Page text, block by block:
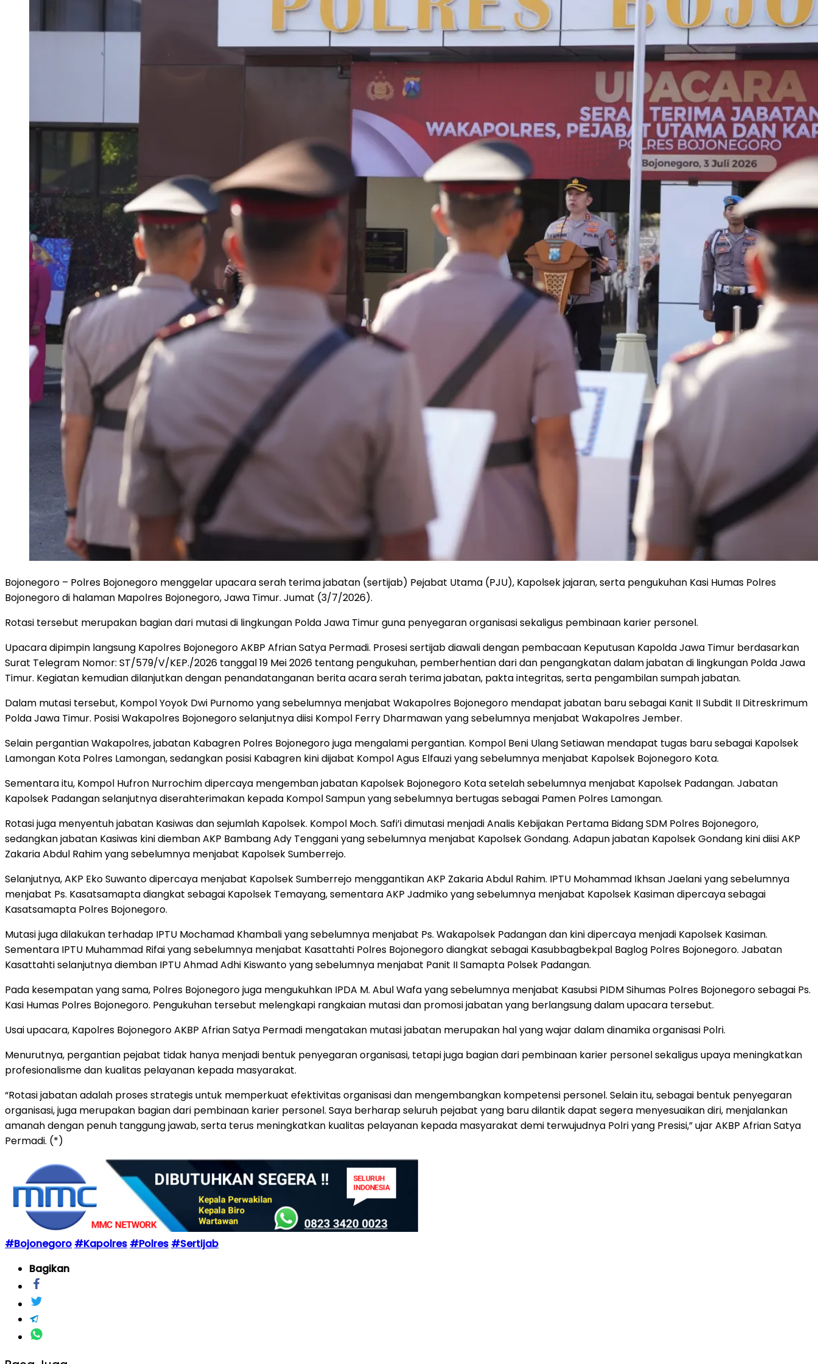
Bojonegoro – Polres Bojonegoro menggelar upacara serah terima jabatan (sertijab) Pejabat Utama (PJU), Kapolsek jajaran, serta pengukuhan Kasi Humas Polres
Bojonegoro di halaman Mapolres Bojonegoro, Jawa Timur. Jumat (3/7/2026).
Rotasi tersebut merupakan bagian dari mutasi di lingkungan Polda Jawa Timur guna penyegaran organisasi sekaligus pembinaan karier personel.
Upacara dipimpin langsung Kapolres Bojonegoro AKBP Afrian Satya Permadi. Prosesi sertijab diawali dengan pembacaan Keputusan Kapolda Jawa Timur berdasarkan
Surat Telegram Nomor: ST/579/V/KEP./2026 tanggal 19 Mei 2026 tentang pengukuhan, pemberhentian dari dan pengangkatan dalam jabatan di lingkungan Polda Jawa
Timur. Kegiatan kemudian dilanjutkan dengan penandatanganan berita acara serah terima jabatan, pakta integritas, serta pengambilan sumpah jabatan.
Dalam mutasi tersebut, Kompol Yoyok Dwi Purnomo yang sebelumnya menjabat Wakapolres Bojonegoro mendapat jabatan baru sebagai Kanit II Subdit II Ditreskrimum
Polda Jawa Timur. Posisi Wakapolres Bojonegoro selanjutnya diisi Kompol Ferry Dharmawan yang sebelumnya menjabat Wakapolres Jember.
Selain pergantian Wakapolres, jabatan Kabagren Polres Bojonegoro juga mengalami pergantian. Kompol Beni Ulang Setiawan mendapat tugas baru sebagai Kapolsek
Lamongan Kota Polres Lamongan, sedangkan posisi Kabagren kini dijabat Kompol Agus Elfauzi yang sebelumnya menjabat Kapolsek Bojonegoro Kota.
Sementara itu, Kompol Hufron Nurrochim dipercaya mengemban jabatan Kapolsek Bojonegoro Kota setelah sebelumnya menjabat Kapolsek Padangan. Jabatan
Kapolsek Padangan selanjutnya diserahterimakan kepada Kompol Sampun yang sebelumnya bertugas sebagai Pamen Polres Lamongan.
Rotasi juga menyentuh jabatan Kasiwas dan sejumlah Kapolsek. Kompol Moch. Safi’i dimutasi menjadi Analis Kebijakan Pertama Bidang SDM Polres Bojonegoro,
sedangkan jabatan Kasiwas kini diemban AKP Bambang Ady Tenggani yang sebelumnya menjabat Kapolsek Gondang. Adapun jabatan Kapolsek Gondang kini diisi AKP
Zakaria Abdul Rahim yang sebelumnya menjabat Kapolsek Sumberrejo.
Selanjutnya, AKP Eko Suwanto dipercaya menjabat Kapolsek Sumberrejo menggantikan AKP Zakaria Abdul Rahim. IPTU Mohammad Ikhsan Jaelani yang sebelumnya
menjabat Ps. Kasatsamapta diangkat sebagai Kapolsek Temayang, sementara AKP Jadmiko yang sebelumnya menjabat Kapolsek Kasiman dipercaya sebagai
Kasatsamapta Polres Bojonegoro.
Mutasi juga dilakukan terhadap IPTU Mochamad Khambali yang sebelumnya menjabat Ps. Wakapolsek Padangan dan kini dipercaya menjadi Kapolsek Kasiman.
Sementara IPTU Muhammad Rifai yang sebelumnya menjabat Kasattahti Polres Bojonegoro diangkat sebagai Kasubbagbekpal Baglog Polres Bojonegoro. Jabatan
Kasattahti selanjutnya diemban IPTU Ahmad Adhi Kiswanto yang sebelumnya menjabat Panit II Samapta Polsek Padangan.
Pada kesempatan yang sama, Polres Bojonegoro juga mengukuhkan IPDA M. Abul Wafa yang sebelumnya menjabat Kasubsi PIDM Sihumas Polres Bojonegoro sebagai Ps.
Kasi Humas Polres Bojonegoro. Pengukuhan tersebut melengkapi rangkaian mutasi dan promosi jabatan yang berlangsung dalam upacara tersebut.
Usai upacara, Kapolres Bojonegoro AKBP Afrian Satya Permadi mengatakan mutasi jabatan merupakan hal yang wajar dalam dinamika organisasi Polri.
Menurutnya, pergantian pejabat tidak hanya menjadi bentuk penyegaran organisasi, tetapi juga bagian dari pembinaan karier personel sekaligus upaya meningkatkan
profesionalisme dan kualitas pelayanan kepada masyarakat.
“Rotasi jabatan adalah proses strategis untuk memperkuat efektivitas organisasi dan mengembangkan kompetensi personel. Selain itu, sebagai bentuk penyegaran
organisasi, juga merupakan bagian dari pembinaan karier personel. Saya berharap seluruh pejabat yang baru dilantik dapat segera menyesuaikan diri, menjalankan
amanah dengan penuh tanggung jawab, serta terus meningkatkan kualitas pelayanan kepada masyarakat demi terwujudnya Polri yang Presisi,” ujar AKBP Afrian Satya
Permadi. (*)
#Bojonegoro #Kapolres #Polres #Sertijab
Bagikan